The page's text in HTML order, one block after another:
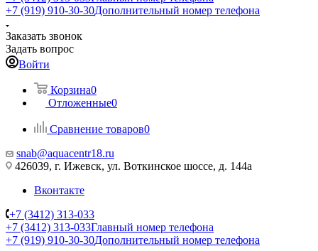
+7 (919) 910-30-30Дополнительный номер телефона
Заказать звонок
Задать вопрос
Войти
Корзина0
Отложенные0
Сравнение товаров0
snab@aquacentr18.ru
426039, г. Ижевск, ул. Воткинское шоссе, д. 144а
Вконтакте
+7 (3412) 313-033
+7 (3412) 313-033Главный номер телефона
+7 (919) 910-30-30Дополнительный номер телефона